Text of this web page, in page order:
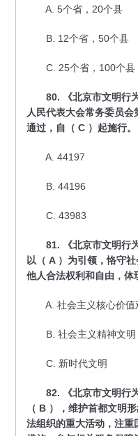
A. 5个省，20个县
B. 12个省，50个县
C. 25个省，100个县
80. 《北京市文明行
人民代表大会常务委员
通过，自（ C ）起施行。
A. 44197
B. 44196
C. 43983
81. 《北京市文明行
以（ A ）为引领，恪守
他人合法权利和自由，体
A. 社会主义核心价值
B. 社会主义精神文明
C. 新时代文明
82. 《北京市文明行
（ B ），维护首都文明
法组织的重大活动，注重